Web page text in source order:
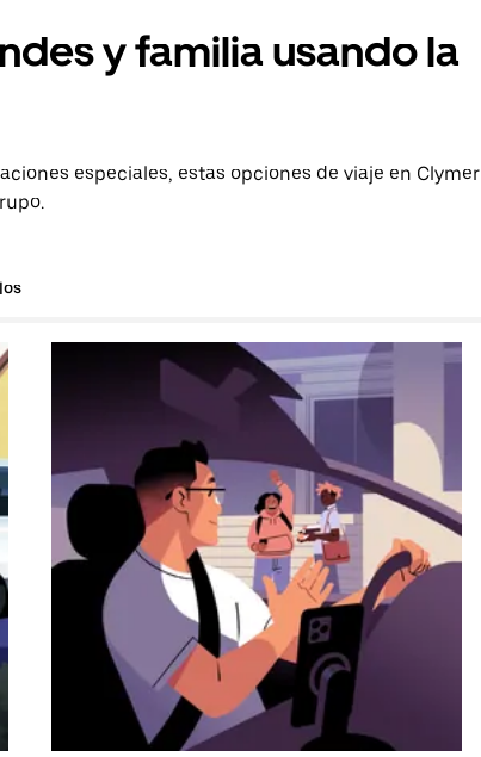
y familia usando la
especiales, estas opciones de viaje en Clymer